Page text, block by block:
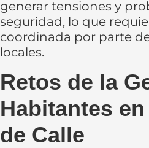
generar tensiones y
seguridad, lo que
coordinada por parte
locales.
Retos de la
Habitantes
de Calle